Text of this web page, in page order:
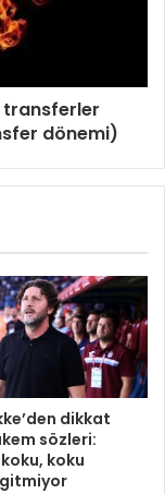
dönemi)
dikkat
sözleri:
koku